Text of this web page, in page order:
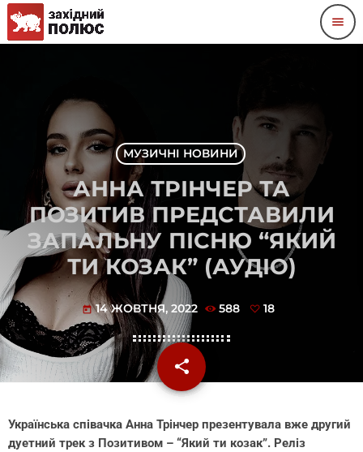
menu
МУЗИЧНІ НОВИНИ
АННА ТРІНЧЕР ТА
ПОЗИТИВ ПРЕДСТАВИЛИ
ЗАПАЛЬНУ ПІСНЮ “ЯКИЙ
ТИ КОЗАК” (АУДІО)
today 14 ЖОВТНЯ, 2022 588 18
share
email
Українська співачка Анна Трінчер презентувала вже другий
дуетний трек з Позитивом – “Який ти козак”. Реліз